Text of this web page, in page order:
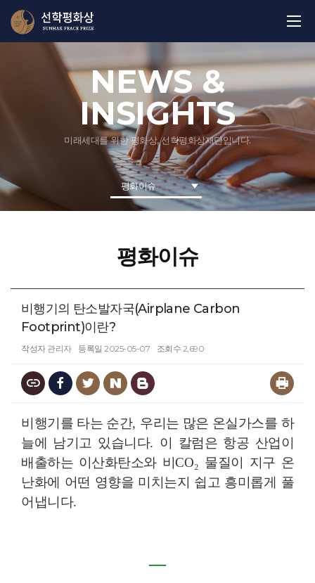
NEWS &
INSIGHTS
미래세대를 위한 평화상, 선학평화상재단입니다.
평화이슈
평화이슈
비행기의 탄소발자국(Airplane Carbon
Footprint)이란?
작성자 관리자 등록일 2025-05-07 조회수 2,690
비행기를 타는 순간, 우리는 많은 온실가스를 하
늘에 남기고 있습니다. 이 칼럼은 항공 산업이
배출하는 이산화탄소와 비CO₂ 물질이 지구 온
난화에 어떤 영향을 미치는지 쉽고 흥미롭게 풀
어냅니다.
―